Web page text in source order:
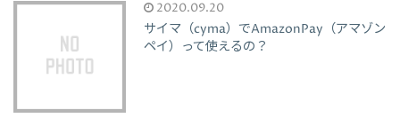
2020.09.20
サイマ（cyma）でAmazonPay（アマゾン
ペイ）って使えるの？